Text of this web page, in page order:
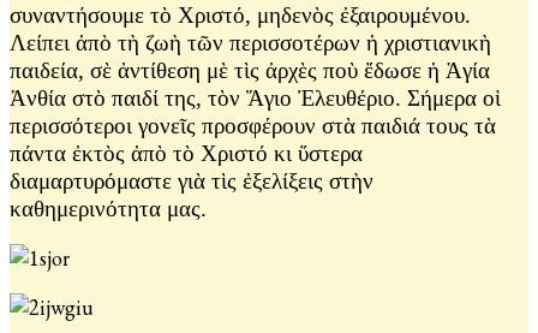
συναντήσουμε τὸ Χριστό, μηδενὸς ἐξαιρουμένου.
Λείπει ἀπὸ τὴ ζωὴ τῶν περισσοτέρων ἡ χριστιανικὴ
παιδεία, σὲ ἀντίθεση μὲ τὶς ἀρχὲς ποὺ ἔδωσε ἡ Ἁγία
Ἀνθία στὸ παιδί της, τὸν Ἅγιο Ἐλευθέριο. Σήμερα οἱ
περισσότεροι γονεῖς προσφέρουν στὰ παιδιά τους τὰ
πάντα ἐκτὸς ἀπὸ τὸ Χριστό κι ὕστερα
διαμαρτυρόμαστε γιὰ τὶς ἐξελίξεις στὴν
καθημερινότητα μας.